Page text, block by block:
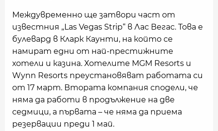
Междувременно ще затвори част от
известния „Las Vegas Strip“ в Лас Вегас. Това е
булевард в Кларк Каунти, на който се
намират едни от най-престижните
хотели и казина. Хотелите MGM Resorts и
Wynn Resorts преустановяват работата си
от 17 март. Втората компания сподели, че
няма да работи в продължение на две
седмици, а първата – че няма да приема
резервации преди 1 май.